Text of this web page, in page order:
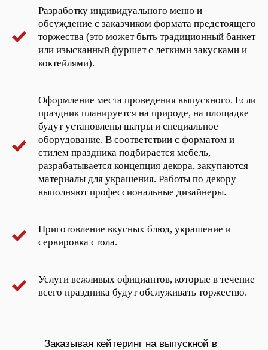
Разработку индивидуального меню и
обсуждение с заказчиком формата предстоящего
торжества (это может быть традиционный банкет
или изысканный фуршет с легкими закусками и
коктейлями).
Оформление места проведения выпускного. Если
праздник планируется на природе, на площадке
будут установлены шатры и специальное
оборудование. В соответствии с форматом и
стилем праздника подбирается мебель,
разрабатывается концепция декора, закупаются
материалы для украшения. Работы по декору
выполняют профессиональные дизайнеры.
Приготовление вкусных блюд, украшение и
сервировка стола.
Услуги вежливых официантов, которые в течение
всего праздника будут обслуживать торжество.
Заказывая кейтеринг на выпускной в